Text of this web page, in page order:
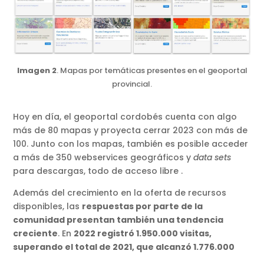
Imagen 2. Mapas por temáticas presentes en el geoportal
provincial.
Hoy en día, el geoportal cordobés cuenta con algo
más de 80 mapas y proyecta cerrar 2023 con más de
100. Junto con los mapas, también es posible acceder
a más de 350 webservices geográficos ydata sets
para descargas, todo de acceso libre .
Además del crecimiento en la oferta de recursos
disponibles, las respuestas por parte de la
comunidad presentan también una tendencia
creciente. En 2022 registró 1.950.000 visitas,
superando el total de 2021, que alcanzó 1.776.000